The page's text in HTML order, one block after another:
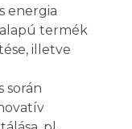
energia
termék
illetve
során